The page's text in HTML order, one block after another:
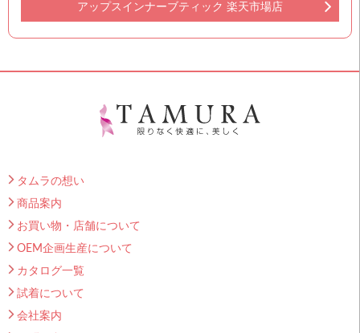
アップスインナーブティック 楽天市場店
タムラの想い
商品案内
お買い物・店舗について
OEM企画生産について
カタログ一覧
試着について
会社案内